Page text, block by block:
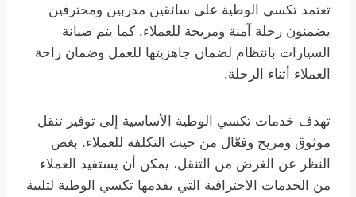
تعتمد تكسي الوطية على سائقين مدربين ومحترفين
يضمنون رحلة آمنة ومريحة للعملاء. كما يتم صيانة
السيارات بانتظام لضمان جاهزيتها للعمل وضمان راحة
العملاء أثناء الرحلة.
تهدف خدمات تكسي الوطية الأساسية إلى توفير تنقل
موثوق ومريح وفعّال من حيث التكلفة للعملاء. بغض
النظر عن الغرض من التنقل، يمكن أن يستفيد العملاء
من الخدمات الاحترافية التي يقدمها تكسي الوطية لتلبية